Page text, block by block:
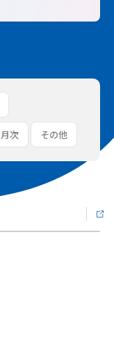
月次 その他